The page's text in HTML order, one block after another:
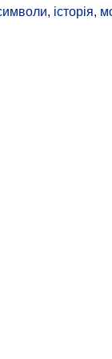
історія,